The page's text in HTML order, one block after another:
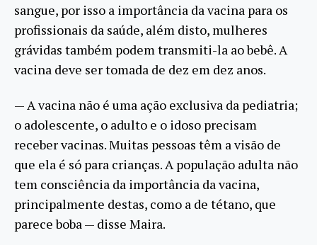
sangue, por isso a importância da vacina para os
profissionais da saúde, além disto, mulheres
grávidas também podem transmiti-la ao bebê. A
vacina deve ser tomada de dez em dez anos.
— A vacina não é uma ação exclusiva da pediatria;
o adolescente, o adulto e o idoso precisam
receber vacinas. Muitas pessoas têm a visão de
que ela é só para crianças. A população adulta não
tem consciência da importância da vacina,
principalmente destas, como a de tétano, que
parece boba — disse Maira.